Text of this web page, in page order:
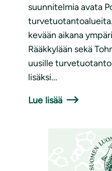
suunnitelmia avata
kevään aikana
Rääkkylään sekä
uusille
lisäksi...
Lue lisää